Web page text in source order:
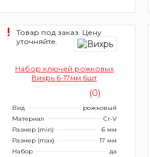
Товар под заказ. Цену
уточняйте.
Набор ключей рожковых
Вихрь 6-17мм 6шт
(0)
Вид
рожковый
Материал
Cr-V
Размер (min)
6 мм
Размер (max)
17 мм
Набор
да